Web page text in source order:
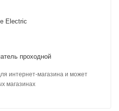
Electric
проходной
интернет-магазина и может
магазинах